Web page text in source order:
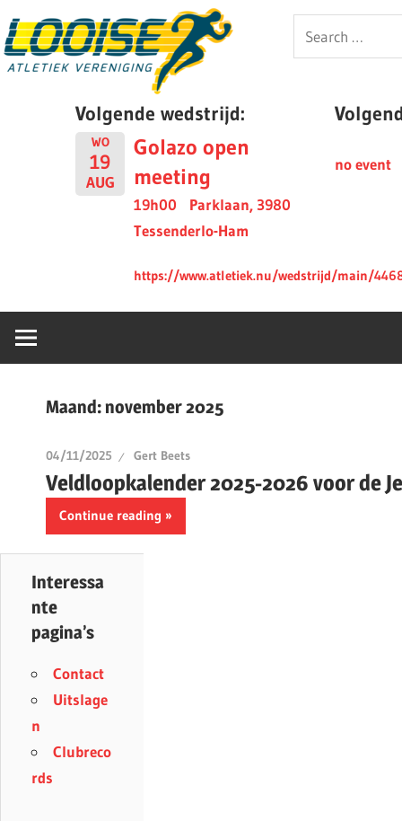
to
content
Looise
Search
for:
Volgende wedstrijd:
WO
19
AUG
Golazo open
meeting
19h00
Parklaan, 3980
Tessenderlo-Ham
https://www.atletiek.nu/wedstrijd/main/
no event
Maand:november 2025
04/11/2025 Gert Beets
Veldloopkalender 2025-2026 voor de
Continue reading
Interessa
nte
pagina’s
Contact
Uitslage
n
Clubreco
rds